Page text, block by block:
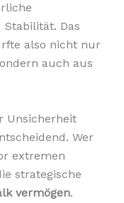
Das
also nicht nur
auch aus
Unsicherheit
Wer
extremen
strategische
vermögen.